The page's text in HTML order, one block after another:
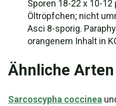
Sporen 18-22 x 10-
Öltröpfchen; nicht
Asci 8-sporig.
orangenem Inhalt in
Ähnliche Arten
Sarcoscypha coccinea